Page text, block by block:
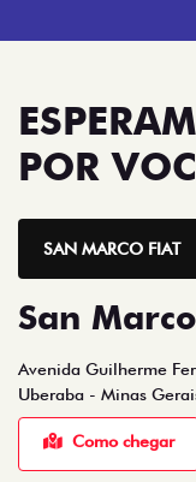
POR
SAN MARCO FIAT
San
Avenida Guilherme
Uberaba - Minas
Como chegar